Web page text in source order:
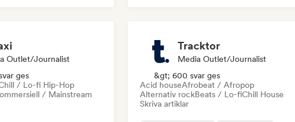
Outlet/Journalist
ges
/ Lo-fi Hip-Hop
/ Mainstream
Tracktor
Media Outlet/Journalist
&gt; 600 svar ges
Acid houseAfrobeat / Afropop
Alternativ rockBeats / Lo-fiChill House
Skriva artiklar